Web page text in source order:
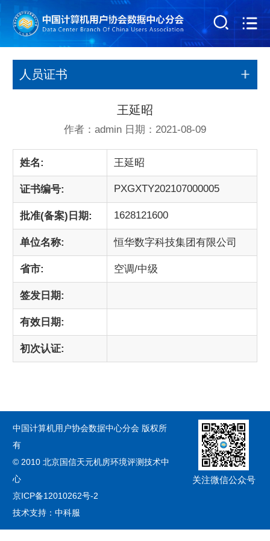
人员证书
王延昭
作者：admin 日期：2021-08-09
姓名: 王延昭
证书编号: PXGXTY202107000005
批准(备案)日期: 1628121600
单位名称: 恒华数字科技集团有限公司
省市: 空调/中级
签发日期:
有效日期:
初次认证:
中国计算机用户协会数据中心分会 版权所
有
© 2010 北京国信天元机房环境评测技术中
心
京ICP备12010262号-2
技术支持：中科服
关注微信公众号